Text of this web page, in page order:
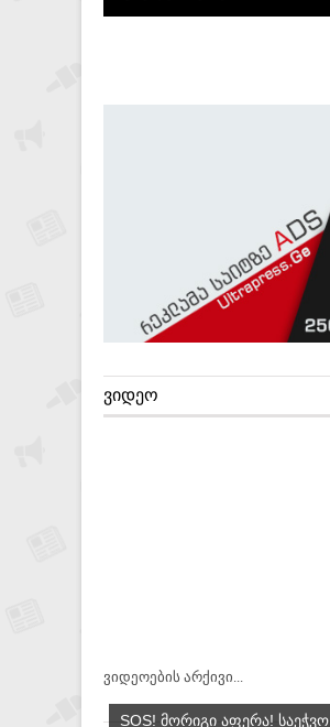
ᲕᲘᲓᲔᲝ
ვიდეოების არქივი...
SOS! ᲛᲝᲠᲘᲒᲘ ᲐᲤᲔᲠᲐ! ᲡᲐᲔᲭᲕᲝ